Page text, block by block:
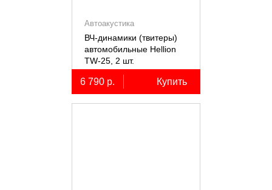
Автоакустика
ВЧ-динамики (твитеры)
автомобильные Hellion
TW-25, 2 шт.
6 790 р. Купить